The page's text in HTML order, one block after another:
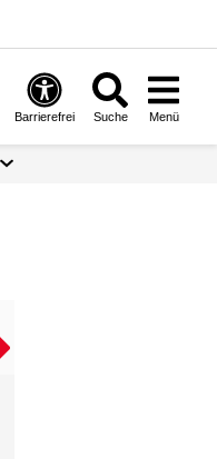
Barrierefrei Suche Menü